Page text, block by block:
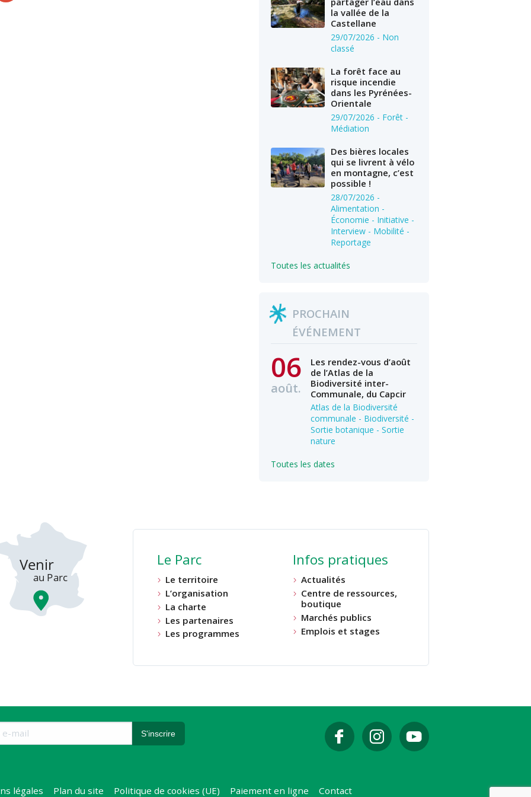
la vallée de la
Castellane
29/07/2026 - Non
classé
La forêt face au
risque incendie
dans les Pyrénées-
Orientale
29/07/2026 - Forêt -
Médiation
Des bières locales
qui se livrent à vélo
en montagne, c’est
possible !
28/07/2026 -
Alimentation -
Économie - Initiative -
Interview - Mobilité -
Reportage
Toutes les actualités
PROCHAIN
ÉVÉNEMENT
06
août.
Les rendez-vous d’août
de l’Atlas de la
Biodiversité inter-
Communale, du Capcir
Atlas de la Biodiversité
communale - Biodiversité -
Sortie botanique - Sortie
nature
Toutes les dates
Le Parc
Le territoire
L’organisation
La charte
Les partenaires
Les programmes
Infos pratiques
Actualités
Centre de ressources,
boutique
Marchés publics
Emplois et stages
légales Plan du site Politique de cookies (UE) Paiement en ligne Contact